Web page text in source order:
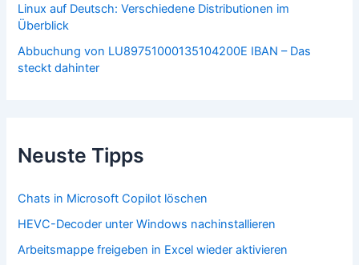
Linux auf Deutsch: Verschiedene Distributionen im
Überblick
Abbuchung von LU89751000135104200E IBAN – Das
steckt dahinter
Neuste Tipps
Chats in Microsoft Copilot löschen
HEVC-Decoder unter Windows nachinstallieren
Arbeitsmappe freigeben in Excel wieder aktivieren